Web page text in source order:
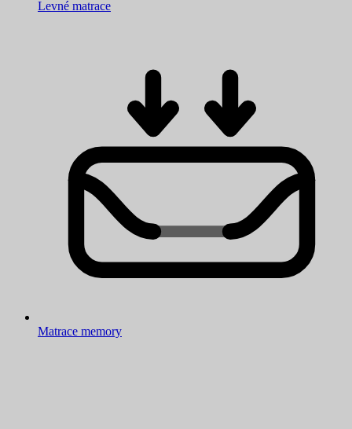
Levné matrace
Matrace memory